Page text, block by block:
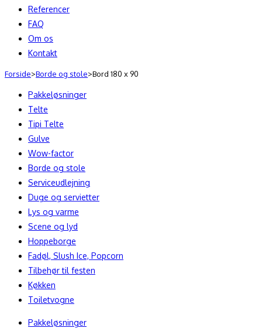
Referencer
FAQ
Om os
Kontakt
Forside>Borde og stole>Bord 180 x 90
Pakkeløsninger
Telte
Tipi Telte
Gulve
Wow-factor
Borde og stole
Serviceudlejning
Duge og servietter
Lys og varme
Scene og lyd
Hoppeborge
Fadøl, Slush Ice, Popcorn
Tilbehør til festen
Køkken
Toiletvogne
Pakkeløsninger